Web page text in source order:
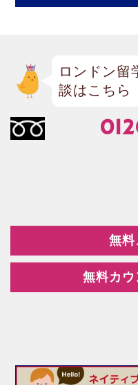
ロンドン留
談はこちら
無料
無料カ